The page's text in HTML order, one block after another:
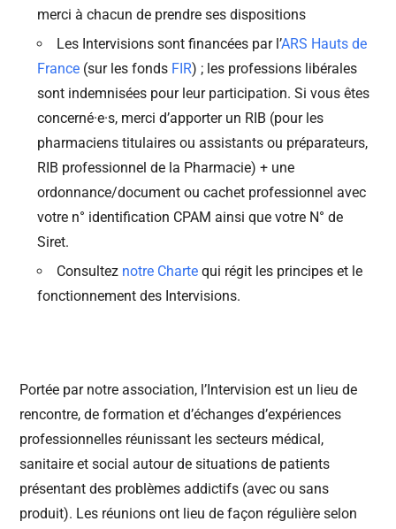
merci à chacun de prendre ses dispositions
Les Intervisions sont financées par l’ARS Hauts de
France (sur les fonds FIR) ; les professions libérales
sont indemnisées pour leur participation. Si vous êtes
concerné·e·s, merci d’apporter un RIB (pour les
pharmaciens titulaires ou assistants ou préparateurs,
RIB professionnel de la Pharmacie) + une
ordonnance/document ou cachet professionnel avec
votre n° identification CPAM ainsi que votre N° de
Siret.
Consultez notre Charte qui régit les principes et le
fonctionnement des Intervisions.
Portée par notre association, l’Intervision est un lieu de
rencontre, de formation et d’échanges d’expériences
professionnelles réunissant les secteurs médical,
sanitaire et social autour de situations de patients
présentant des problèmes addictifs (avec ou sans
produit). Les réunions ont lieu de façon régulière selon